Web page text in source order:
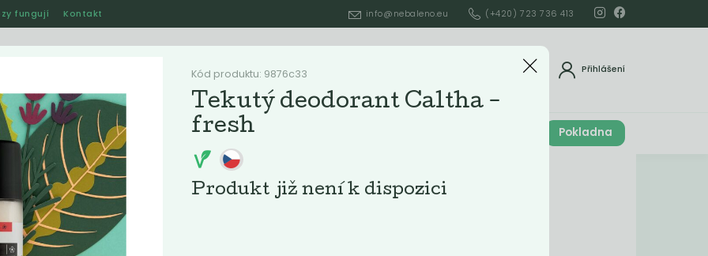
fungují Kontakt info@nebaleno.eu (+420) 723 736 413
Přihlášení
Ostatní Jak naše rozvozy fungují Pokladna
Obsah košíku
Nejlevnější
Kód produktu: 9876c33
Tekutý deodorant Caltha -
fresh
Produkt již není k dispozici